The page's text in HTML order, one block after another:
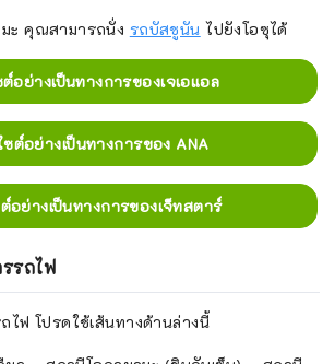
ะ คุณสามารถนั่ง รถบัสชูนัน ไปยังโอซุได้
ต์อย่างเป็นทางการของเจเอแอล
ซต์อย่างเป็นทางการของ ANA
ต์อย่างเป็นทางการของเจ็ทสตาร์
รถไฟ
ไฟ โปรดใช้เส้นทางด้านล่างนี้